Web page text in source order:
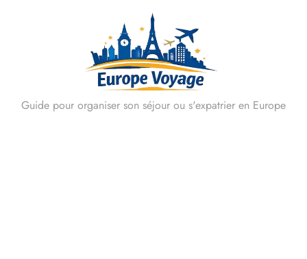
Guide pour organiser son séjour ou s'expatrier en Europe